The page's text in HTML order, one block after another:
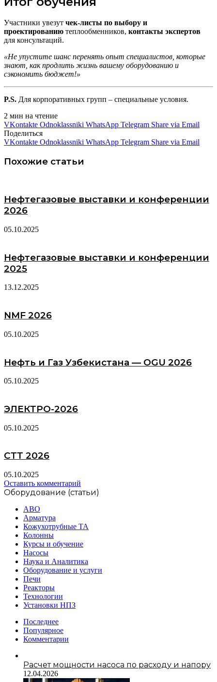
Участники увезут чек-листы по выбору и
проектированию теплообменников, контакты экспертов
для консультаций.
«Не упустите шанс перенять опыт специалистов, которые
знают, как продлить жизнь вашему оборудованию и
сэкономить бюджет!»
P.S. Для корпоративных групп – специальные условия.
2 мин на чтение
VKontakte Odnoklassniki WhatsApp Telegram Share via Email
Поделиться
VKontakte Odnoklassniki WhatsApp Telegram Share via Email
Похожие статьи
Нефтегазовые выставки и конференции
2026
05.10.2025
Нефтегазовые выставки и конференции
2025
13.12.2025
NMF 2026
05.10.2025
Нефть и Газ Узбекистана — OGU 2026
05.10.2025
ЭЛЕКТРО-2026
05.10.2025
СТТ 2026
05.10.2025
Оставить комментарий
Оборудование (статьи)
АВО
Арматура
Кожухотрубные ТА
Колонны
Курсы и обучение
Насосы
Наука и Аналитика
Оборудование и услуги
Печи
Реакторы
Технологии
Установки НПЗ
Последнее
Популярное
Комментарии
Расчет мощности насоса по расходу и напору
12.04.2026